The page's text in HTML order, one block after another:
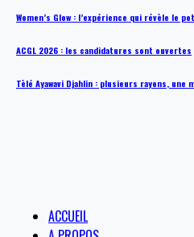
Women’s Glow : l’expérience qui révèle le
ACGL 2026 : les candidatures sont ouvertes
Tèlé Ayawavi Djahlin : plusieurs rayons, une
ACCUEIL